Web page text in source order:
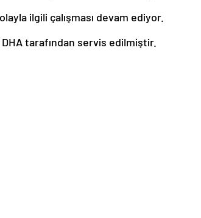
ilgili çalışması devam ediyor.
tarafından servis edilmiştir.